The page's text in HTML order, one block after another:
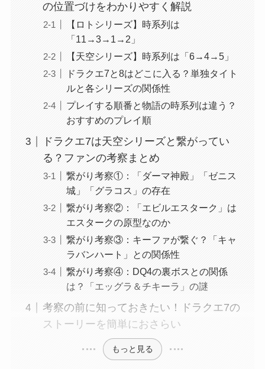
の位置づけをわかりやすく解説
【ロトシリーズ】時系列は
「11→3→1→2」
【天空シリーズ】時系列は「6→4→5」
ドラクエ7と8はどこに入る？単独タイト
ルと各シリーズの関係性
プレイする順番と物語の時系列は違う？
おすすめのプレイ順
ドラクエ7は天空シリーズと繋がってい
る？ファンの考察まとめ
繋がり考察①：「ダーマ神殿」「ゼニス
城」「グラコス」の存在
繋がり考察②：「エビルエスターク」は
エスタークの原型なのか
繋がり考察③：キーファが繋ぐ？「キャ
ラバンハート」との関係性
繋がり考察④：DQ4の裏ボスとの関係
は？「エッグラ＆チキーラ」の謎
考察の前に知っておきたい！ドラクエ7の
ストーリーを簡単におさらい
もっと見る